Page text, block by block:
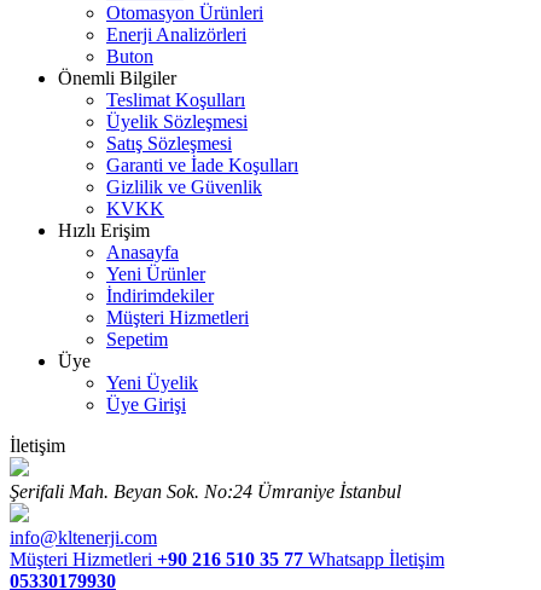
Otomasyon Ürünleri
Enerji Analizörleri
Buton
Önemli Bilgiler
Teslimat Koşulları
Üyelik Sözleşmesi
Satış Sözleşmesi
Garanti ve İade Koşulları
Gizlilik ve Güvenlik
KVKK
Hızlı Erişim
Anasayfa
Yeni Ürünler
İndirimdekiler
Müşteri Hizmetleri
Sepetim
Üye
Yeni Üyelik
Üye Girişi
İletişim
Şerifali Mah. Beyan Sok. No:24 Ümraniye İstanbul
info@kltenerji.com
Müşteri Hizmetleri +90 216 510 35 77 Whatsapp İletişim
05330179930